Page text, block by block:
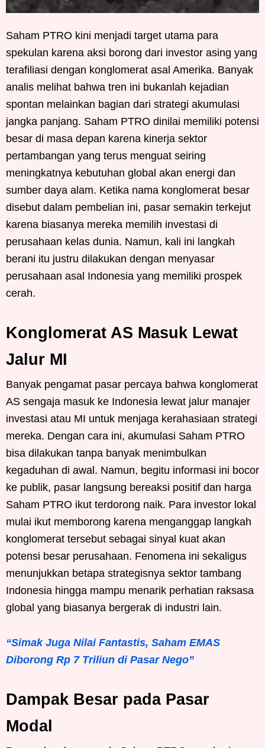
Saham PTRO kini menjadi target utama para
spekulan karena aksi borong dari investor asing yang
terafiliasi dengan konglomerat asal Amerika. Banyak
analis melihat bahwa tren ini bukanlah kejadian
spontan melainkan bagian dari strategi akumulasi
jangka panjang. Saham PTRO dinilai memiliki potensi
besar di masa depan karena kinerja sektor
pertambangan yang terus menguat seiring
meningkatnya kebutuhan global akan energi dan
sumber daya alam. Ketika nama konglomerat besar
disebut dalam pembelian ini, pasar semakin terkejut
karena biasanya mereka memilih investasi di
perusahaan kelas dunia. Namun, kali ini langkah
berani itu justru dilakukan dengan menyasar
perusahaan asal Indonesia yang memiliki prospek
cerah.
Konglomerat AS Masuk Lewat
Jalur MI
Banyak pengamat pasar percaya bahwa konglomerat
AS sengaja masuk ke Indonesia lewat jalur manajer
investasi atau MI untuk menjaga kerahasiaan strategi
mereka. Dengan cara ini, akumulasi Saham PTRO
bisa dilakukan tanpa banyak menimbulkan
kegaduhan di awal. Namun, begitu informasi ini bocor
ke publik, pasar langsung bereaksi positif dan harga
Saham PTRO ikut terdorong naik. Para investor lokal
mulai ikut memborong karena menganggap langkah
konglomerat tersebut sebagai sinyal kuat akan
potensi besar perusahaan. Fenomena ini sekaligus
menunjukkan betapa strategisnya sektor tambang
Indonesia hingga mampu menarik perhatian raksasa
global yang biasanya bergerak di industri lain.
“Simak Juga Nilai Fantastis, Saham EMAS
Diborong Rp 7 Triliun di Pasar Nego”
Dampak Besar pada Pasar
Modal